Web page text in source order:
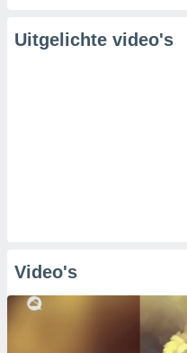
Uitgelichte video's
Video's